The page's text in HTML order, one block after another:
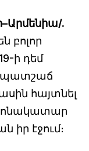
.
բոլոր
ի դեմ
պատշաճ
հայտնել
իր էջում։